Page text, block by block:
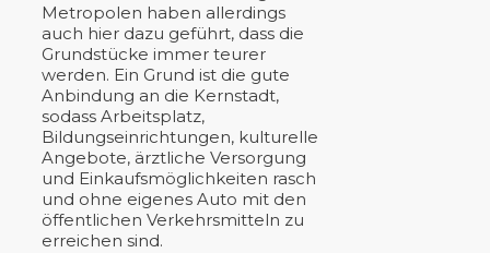
Metropolen haben allerdings
auch hier dazu geführt, dass die
Grundstücke immer teurer
werden. Ein Grund ist die gute
Anbindung an die Kernstadt,
sodass Arbeitsplatz,
Bildungseinrichtungen, kulturelle
Angebote, ärztliche Versorgung
und Einkaufsmöglichkeiten rasch
und ohne eigenes Auto mit den
öffentlichen Verkehrsmitteln zu
erreichen sind.